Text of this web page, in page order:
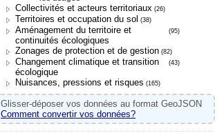
Collectivités et acteurs territoriaux (26)
Territoires et occupation du sol (38)
Aménagement du territoire et
continuités écologiques
(95)
Zonages de protection et de gestion (82)
Changement climatique et transition
écologique
(43)
Nuisances, pressions et risques (165)
Glisser-déposer vos données au format GeoJSON
Comment convertir vos données?